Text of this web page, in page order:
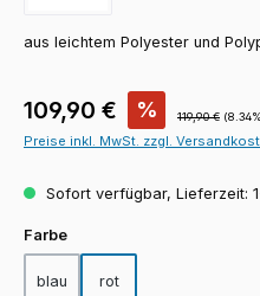
aus leichtem Polyester und
Verkaufspreis:
109,90 € % Regulärer Preis:
119,90 €
Preise inkl. MwSt. zzgl.
Sofort verfügbar, Lieferzeit:
Farbeauswählen
blau rot